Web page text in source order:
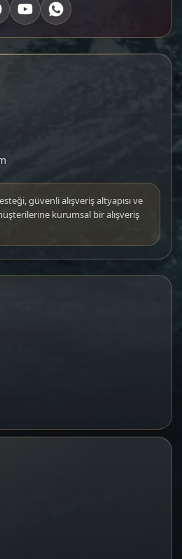
güvenli alışveriş altyapısı ve
kurumsal bir alışveriş